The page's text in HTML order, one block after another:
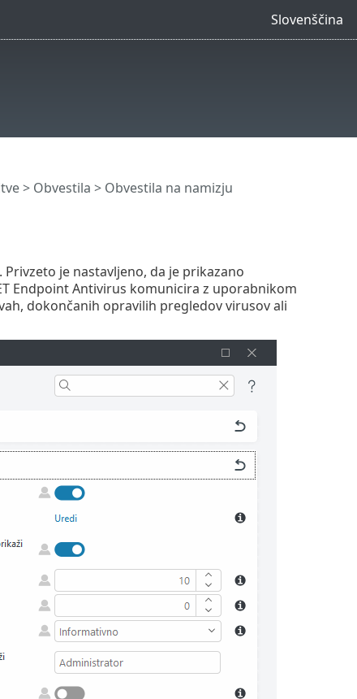
Slovenščina
> Obvestila > Obvestila na namizju
je nastavljeno, da je prikazano
Endpoint Antivirus komunicira z uporabnikom
dokončanih opravilih pregledov virusov ali